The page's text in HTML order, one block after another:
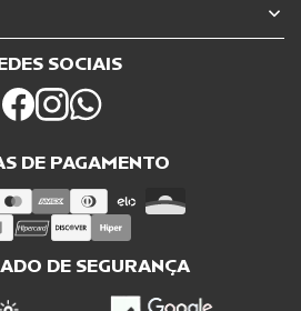
SOCIAIS
DE PAGAMENTO
DE SEGURANÇA